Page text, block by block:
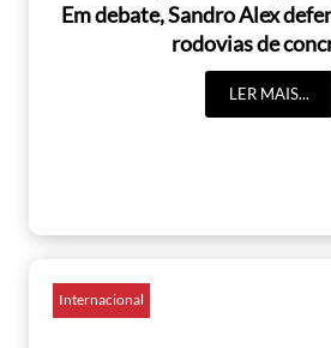
Em debate, Sandro Alex
rodovias de
LER MAIS...
Internacional